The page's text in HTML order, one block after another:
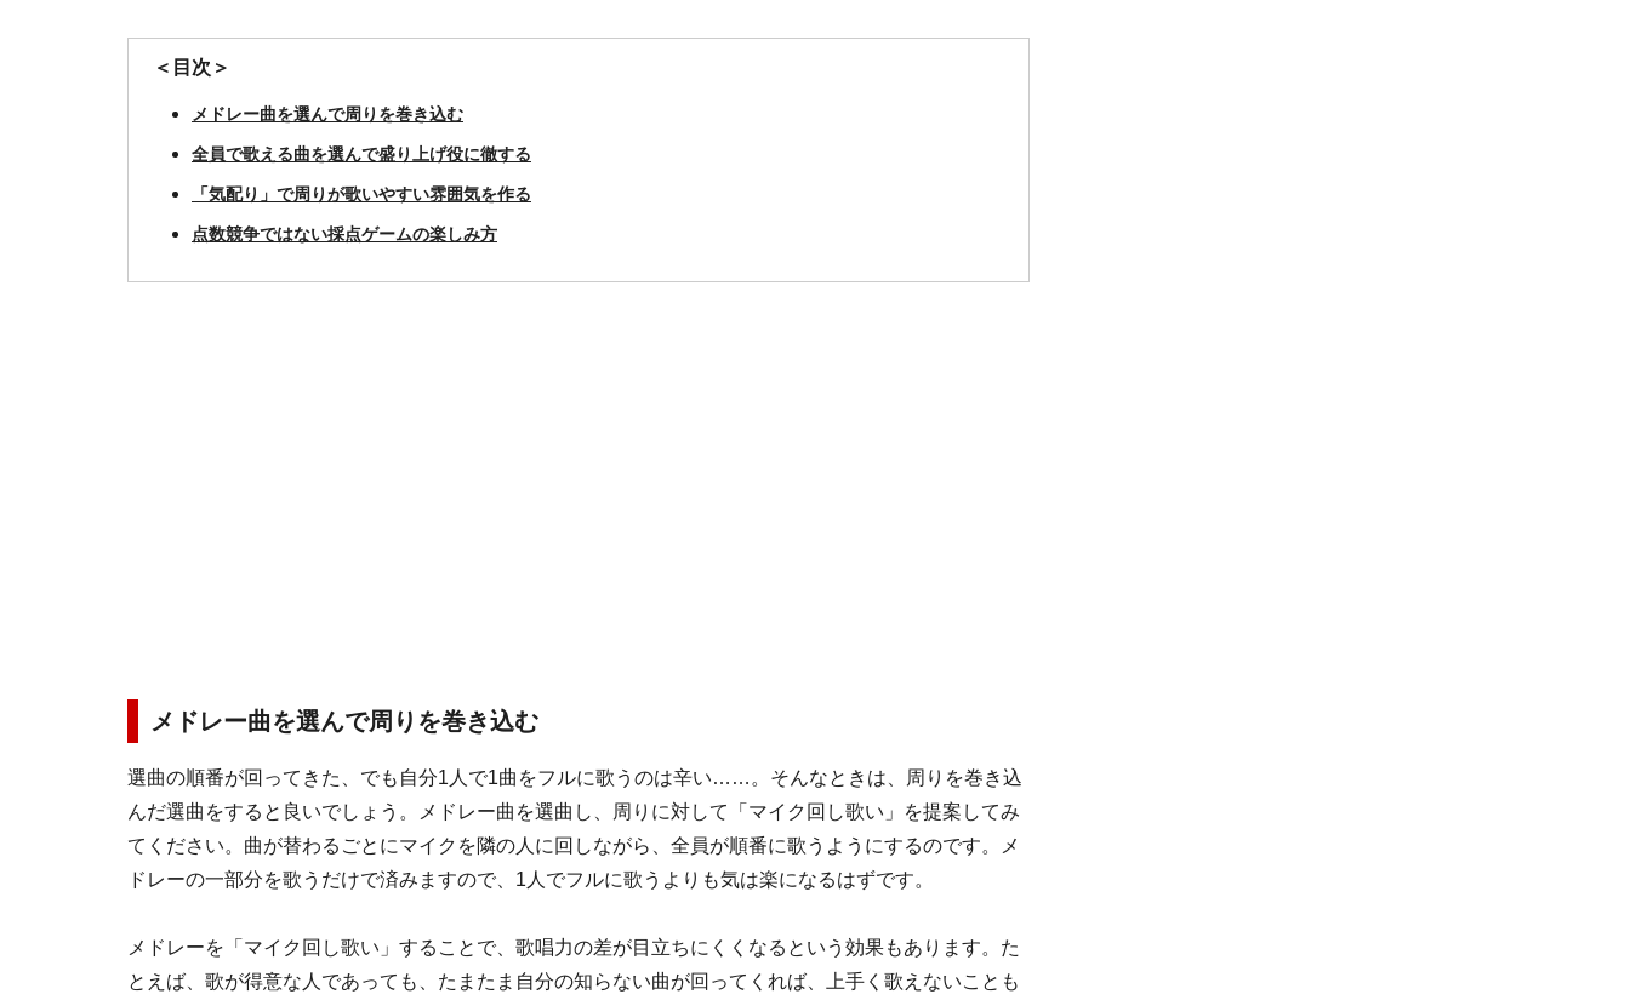
＜目次＞
メドレー曲を選んで周りを巻き込む
全員で歌える曲を選んで盛り上げ役に徹する
「気配り」で周りが歌いやすい雰囲気を作る
点数競争ではない採点ゲームの楽しみ方
メドレー曲を選んで周りを巻き込む
選曲の順番が回ってきた、でも自分1人で1曲をフルに歌うのは辛い……。そんなときは、周りを巻き込
んだ選曲をすると良いでしょう。メドレー曲を選曲し、周りに対して「マイク回し歌い」を提案してみ
てください。曲が替わるごとにマイクを隣の人に回しながら、全員が順番に歌うようにするのです。メ
ドレーの一部分を歌うだけで済みますので、1人でフルに歌うよりも気は楽になるはずです。
メドレーを「マイク回し歌い」することで、歌唱力の差が目立ちにくくなるという効果もあります。た
とえば、歌が得意な人であっても、たまたま自分の知らない曲が回ってくれば、上手く歌えないことも